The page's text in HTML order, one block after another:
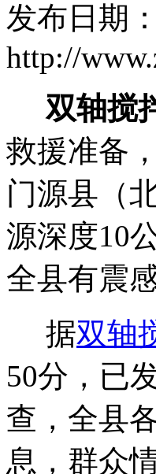
发布日期
http://
双轴搅
救援准备
门源县（
源深度10
全县有震
据双轴
50分，已
查，全县
息，群众